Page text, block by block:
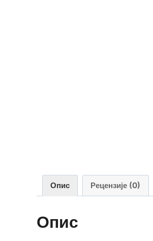
Опис Рецензије (0)
Опис